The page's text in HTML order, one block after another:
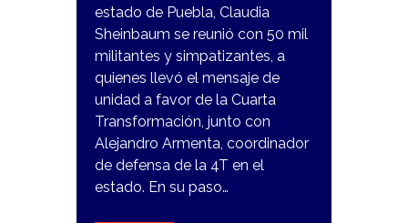
estado de Puebla, Claudia
Sheinbaum se reunió con 50 mil
militantes y simpatizantes, a
quienes llevó el mensaje de
unidad a favor de la Cuarta
Transformación, junto con
Alejandro Armenta, coordinador
de defensa de la 4T en el
estado. En su paso…